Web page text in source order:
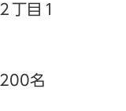
目１
200名